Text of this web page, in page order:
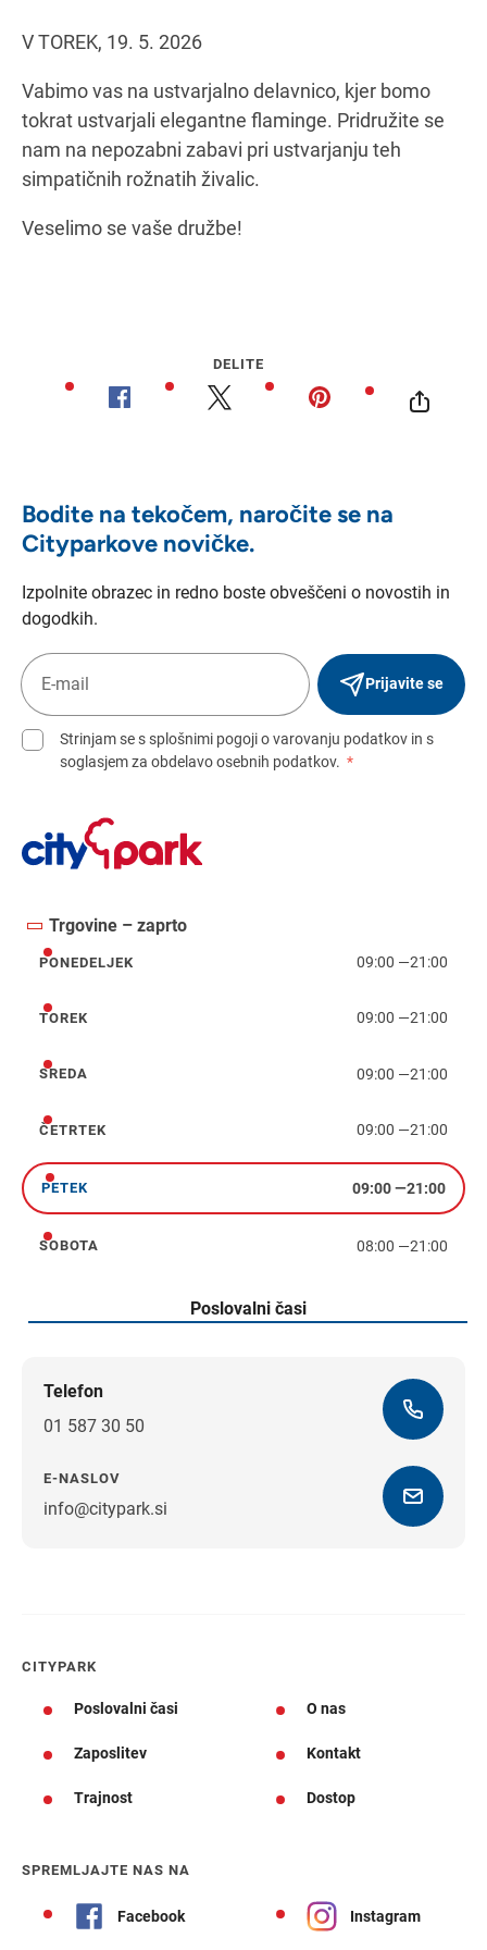
Navodila za pot
V TOREK, 19. 5. 2026
Vabimo vas na ustvarjalno delavnico, kjer bomo
tokrat ustvarjali elegantne flaminge. Pridružite se
nam na nepozabni zabavi pri ustvarjanju teh
simpatičnih rožnatih živalic.
Veselimo se vaše družbe!
DELITE
Bodite na tekočem, naročite se na
Cityparkove novičke.
Izpolnite obrazec in redno boste obveščeni o novostih in
dogodkih.
Prijavite se
Strinjam se s splošnimi pogoji o varovanju podatkov in s
soglasjem za obdelavo osebnih podatkov. *
Trgovine – zaprto
ponedeljek
PONEDELJEK 09:00 —21:00
torek
TOREK 09:00 —21:00
sreda
SREDA 09:00 —21:00
četrtek
ČETRTEK 09:00 —21:00
petek
PETEK 09:00—21:00
sobota
SOBOTA 08:00 —21:00
Poslovalni časi
Telefon
01 587 30 50
E-NASLOV
info@citypark.si
CITYPARK
Poslovalni časi O nas
Zaposlitev Kontakt
Trajnost Dostop
SPREMLJAJTE NAS NA
Facebook Instagram